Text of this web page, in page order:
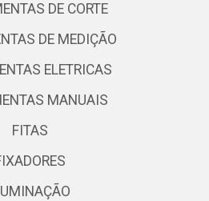
DE CORTE
DE MEDIÇÃO
ELETRICAS
MANUAIS
FITAS